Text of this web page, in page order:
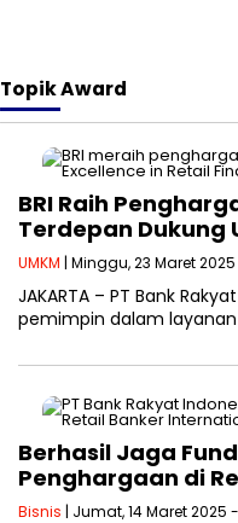
TopikAward
BRI Raih
Terdepan Dukung
UMKM | Minggu, 23 Maret 2025
JAKARTA – PT Bank
pemimpin dalam
Berhasil Jaga
Penghargaan di
Bisnis | Jumat, 14 Maret 2025 -